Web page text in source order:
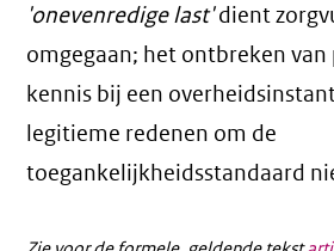
'onevenredige last'dient
omgegaan; het ontbreken
kennis bij een
legitieme redenen om de
toegankelijkheidsstandaard